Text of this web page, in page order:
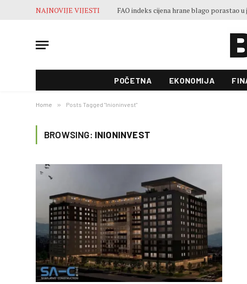
NAJNOVIJE VIJESTI
POČETNA EKONOMIJA
Home » Posts Tagged "Inioninvest"
BROWSING: INIONINVEST